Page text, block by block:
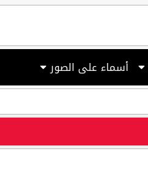
أسماء على الصور